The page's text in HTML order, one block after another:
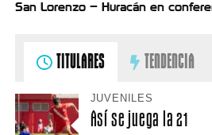
San Lorenzo – Huracán en
TITULARES TENDENCIA
JUVENILES
Así se juega la 21